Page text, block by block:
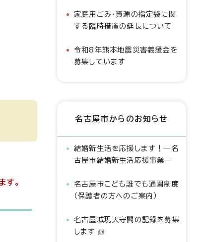
す。
家庭用ごみ・資源の指定袋に関
する臨時措置の延長について
令和8年熊本地震災害義援金を
募集しています
名古屋市からのお知らせ
結婚新生活を応援します！―名
古屋市結婚新生活応援事業―
名古屋市こども誰でも通園制度
（保護者の方へのご案内）
名古屋城現天守閣の記録を募集
します